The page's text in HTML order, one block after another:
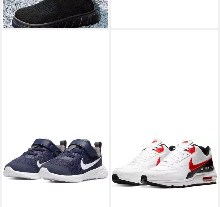
Flyknit-Obermaterial, leichte
Laufschuhe